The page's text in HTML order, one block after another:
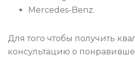
Mercedes-Benz.
Для того чтобы получить
консультацию о